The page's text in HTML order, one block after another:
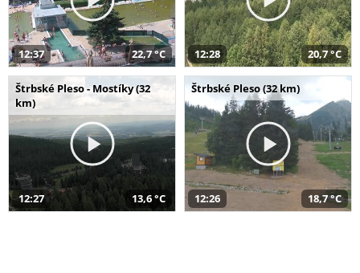
12:37 22,7 °C 12:28 20,7 °C
Štrbské Pleso - Mostíky (32
km)
12:27 13,6 °C
Štrbské Pleso (32 km)
12:26 18,7 °C